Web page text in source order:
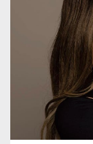
Ciclosporiasis
masivo